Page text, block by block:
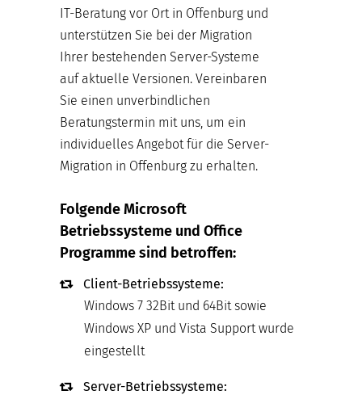
IT-Beratung vor Ort in Offenburg und
unterstützen Sie bei der Migration
Ihrer bestehenden Server-Systeme
auf aktuelle Versionen. Vereinbaren
Sie einen unverbindlichen
Beratungstermin mit uns, um ein
individuelles Angebot für die Server-
Migration in Offenburg zu erhalten.
Folgende Microsoft
Betriebssysteme und Office
Programme sind betroffen:
Client-Betriebssysteme:
Windows 7 32Bit und 64Bit sowie
Windows XP und Vista Support wurde
eingestellt
Server-Betriebssysteme: